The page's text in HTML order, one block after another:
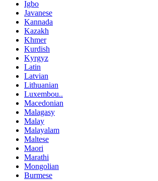
Igbo
Javanese
Kannada
Kazakh
Khmer
Kurdish
Kyrgyz
Latin
Latvian
Lithuanian
Luxembou..
Macedonian
Malagasy
Malay
Malayalam
Maltese
Maori
Marathi
Mongolian
Burmese